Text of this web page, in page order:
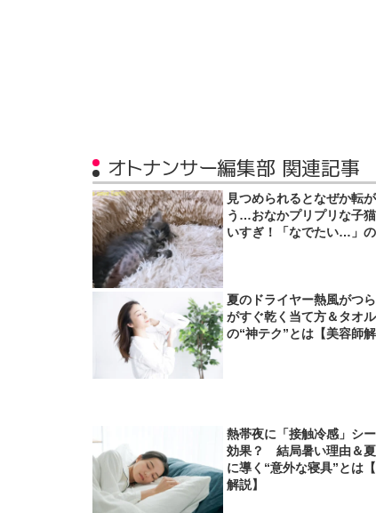
オトナンサー編集部 関連記事
見つめられるとなぜか転
う…おなかプリプリな子
いすぎ！「なでたい…」
夏のドライヤー熱風がつ
がすぐ乾く当て方＆タオ
の“神テク”とは【美容師解
熱帯夜に「接触冷感」シ
効果？ 結局暑い理由＆
に導く“意外な寝具”とは
解説】